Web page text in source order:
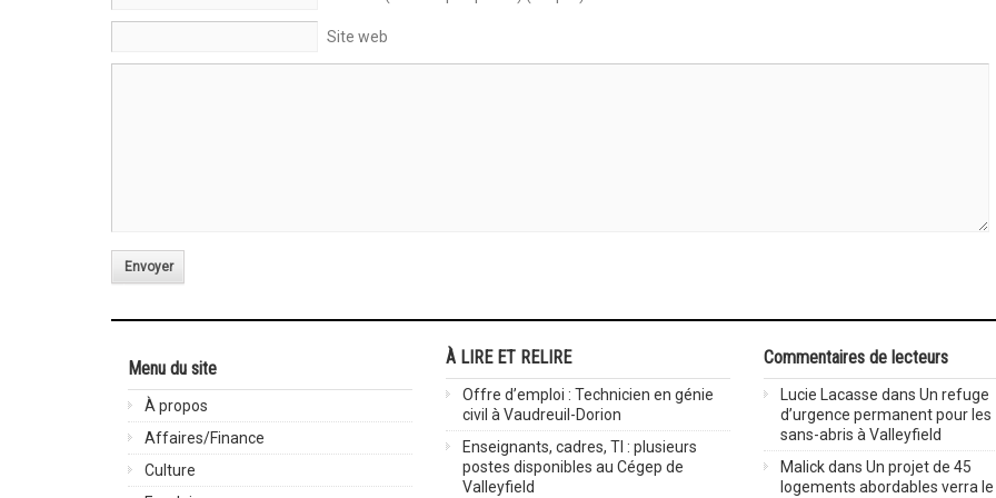
Site web
Envoyer
Menu du site
À propos
Affaires/Finance
Culture
À LIRE ET RELIRE
Offre d’emploi : Technicien en génie
civil à Vaudreuil-Dorion
Enseignants, cadres, TI : plusieurs
postes disponibles au Cégep de
Valleyfield
Commentaires de lecteurs
Lucie Lacasse dans Un refuge
d’urgence permanent pour les
sans-abris à Valleyfield
Malickdans Un projet de 45
logements abordables verra